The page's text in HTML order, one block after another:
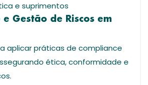
e suprimentos
Gestão de Riscos em
aplicar práticas de compliance
ética, conformidade e